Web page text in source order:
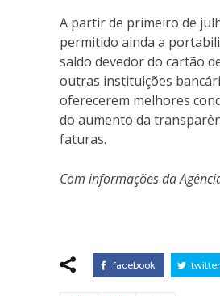
A partir de primeiro de
permitido ainda a
saldo devedor do cartão
outras instituições
oferecerem melhores
do aumento da
faturas.
Com informações da
facebook twitter